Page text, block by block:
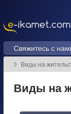
Свяжитесь с
Виды на
Виды на